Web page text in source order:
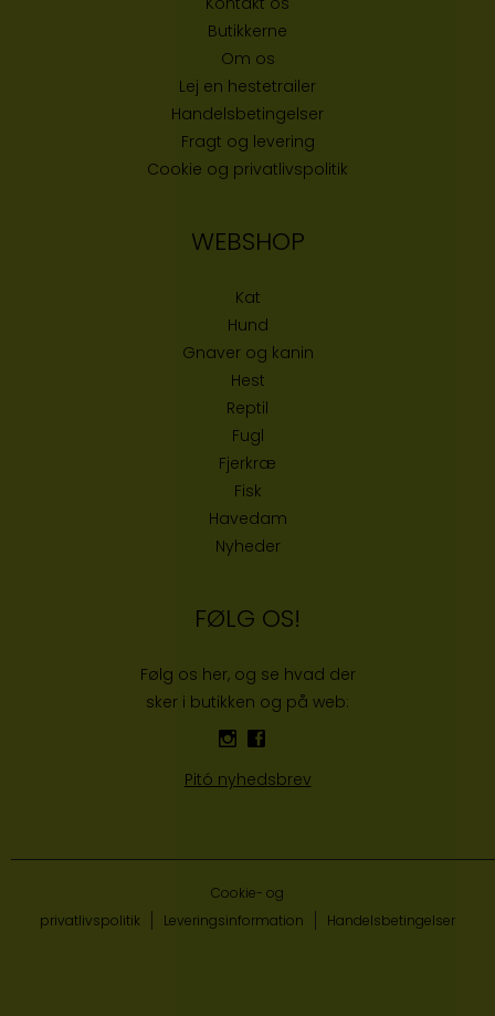
Butikkerne
Om os
Lej en hestetrailer
Handelsbetingelser
Fragt og levering
Cookie og privatlivspolitik
WEBSHOP
Kat
Hund
Gnaver og kanin
Hest
Reptil
Fugl
Fjerkræ
Fisk
Havedam
Nyheder
FØLG OS!
Følg os her, og se hvad der
sker i butikken og på web:
Pitó nyhedsbrev
Cookie- og
privatlivspolitik
Leveringsinformation Handelsbetingelser